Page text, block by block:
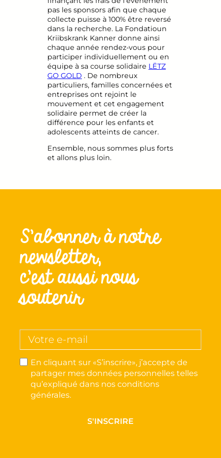
pas les sponsors afin que chaque
collecte puisse à 100% être reversé
dans la recherche. La Fondatioun
Kriibskrank Kanner donne ainsi
chaque année rendez-vous pour
participer individuellement ou en
équipe à sa course solidaire LËTZ
GO GOLD . De nombreux
particuliers, familles concernées et
entreprises ont rejoint le
mouvement et cet engagement
solidaire permet de créer la
différence pour les enfants et
adolescents atteints de cancer.
Ensemble, nous sommes plus forts
et allons plus loin.
S’abonner à notre
newsletter,
c’est aussi nous
soutenir
En cliquant sur «S’inscrire», j’accepte de
partager mes données personnelles telles
qu’expliqué dans nos conditions
générales.